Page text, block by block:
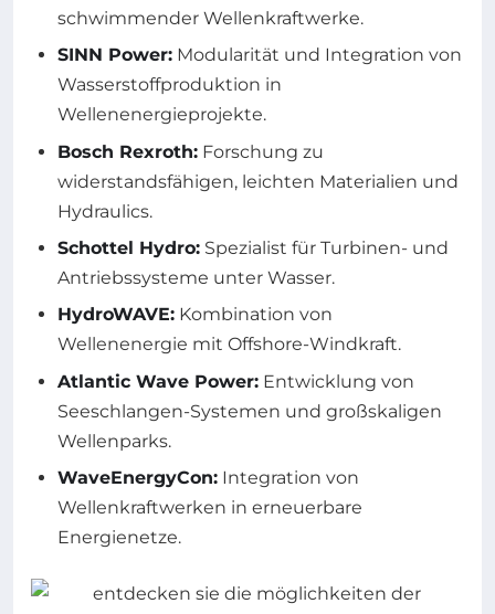
schwimmender Wellenkraftwerke.
SINN Power: Modularität und Integration von
Wasserstoffproduktion in
Wellenenergieprojekte.
Bosch Rexroth: Forschung zu
widerstandsfähigen, leichten Materialien und
Hydraulics.
Schottel Hydro: Spezialist für Turbinen- und
Antriebssysteme unter Wasser.
HydroWAVE: Kombination von
Wellenenergie mit Offshore-Windkraft.
Atlantic Wave Power: Entwicklung von
Seeschlangen-Systemen und großskaligen
Wellenparks.
WaveEnergyCon: Integration von
Wellenkraftwerken in erneuerbare
Energienetze.